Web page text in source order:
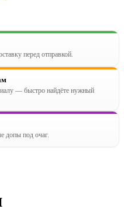
перед отправкой.
— быстро найдёте нужный
допы под очаг.